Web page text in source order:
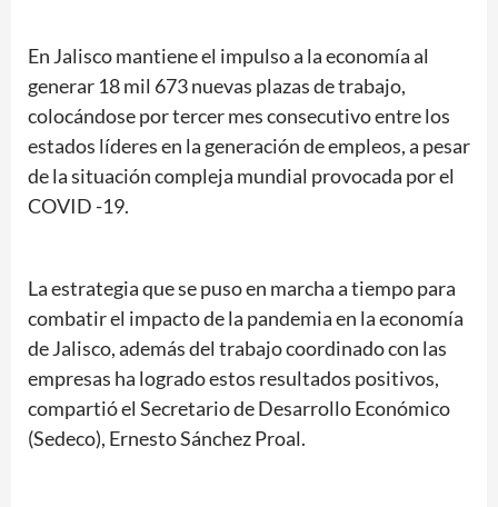
En Jalisco mantiene el impulso a la economía al
generar 18 mil 673 nuevas plazas de trabajo,
colocándose por tercer mes consecutivo entre los
estados líderes en la generación de empleos, a pesar
de la situación compleja mundial provocada por el
COVID -19.
La estrategia que se puso en marcha a tiempo para
combatir el impacto de la pandemia en la economía
de Jalisco, además del trabajo coordinado con las
empresas ha logrado estos resultados positivos,
compartió el Secretario de Desarrollo Económico
(Sedeco), Ernesto Sánchez Proal.